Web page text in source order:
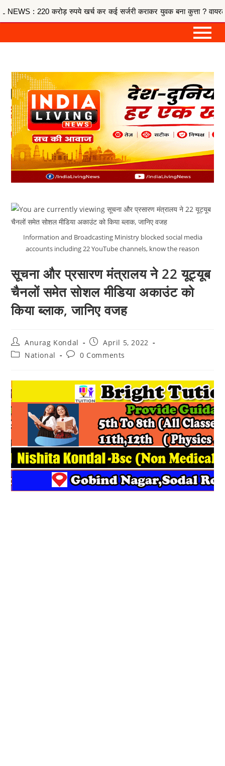
रुपये खर्च कर कई सर्जरी कराकर युवक बना कुत्ता ? वायरल VIDEO की
Information and Broadcasting Ministry blocked social media
accounts including 22 YouTube channels, know the reason
सूचना और प्रसारण मंत्रालय ने 22 यूट्यूब
चैनलों समेत सोशल मीडिया अकाउंट को
किया ब्‍लाक, जानिए वजह
Anurag Kondal
April 5, 2022
National
0 Comments